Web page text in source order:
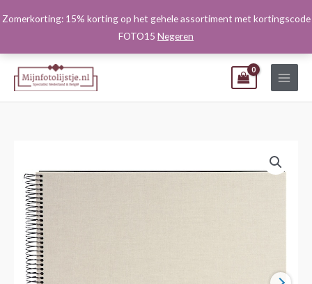
Zomerkorting: 15% korting op het gehele assortiment met kortingscode
FOTO15 Negeren
naar